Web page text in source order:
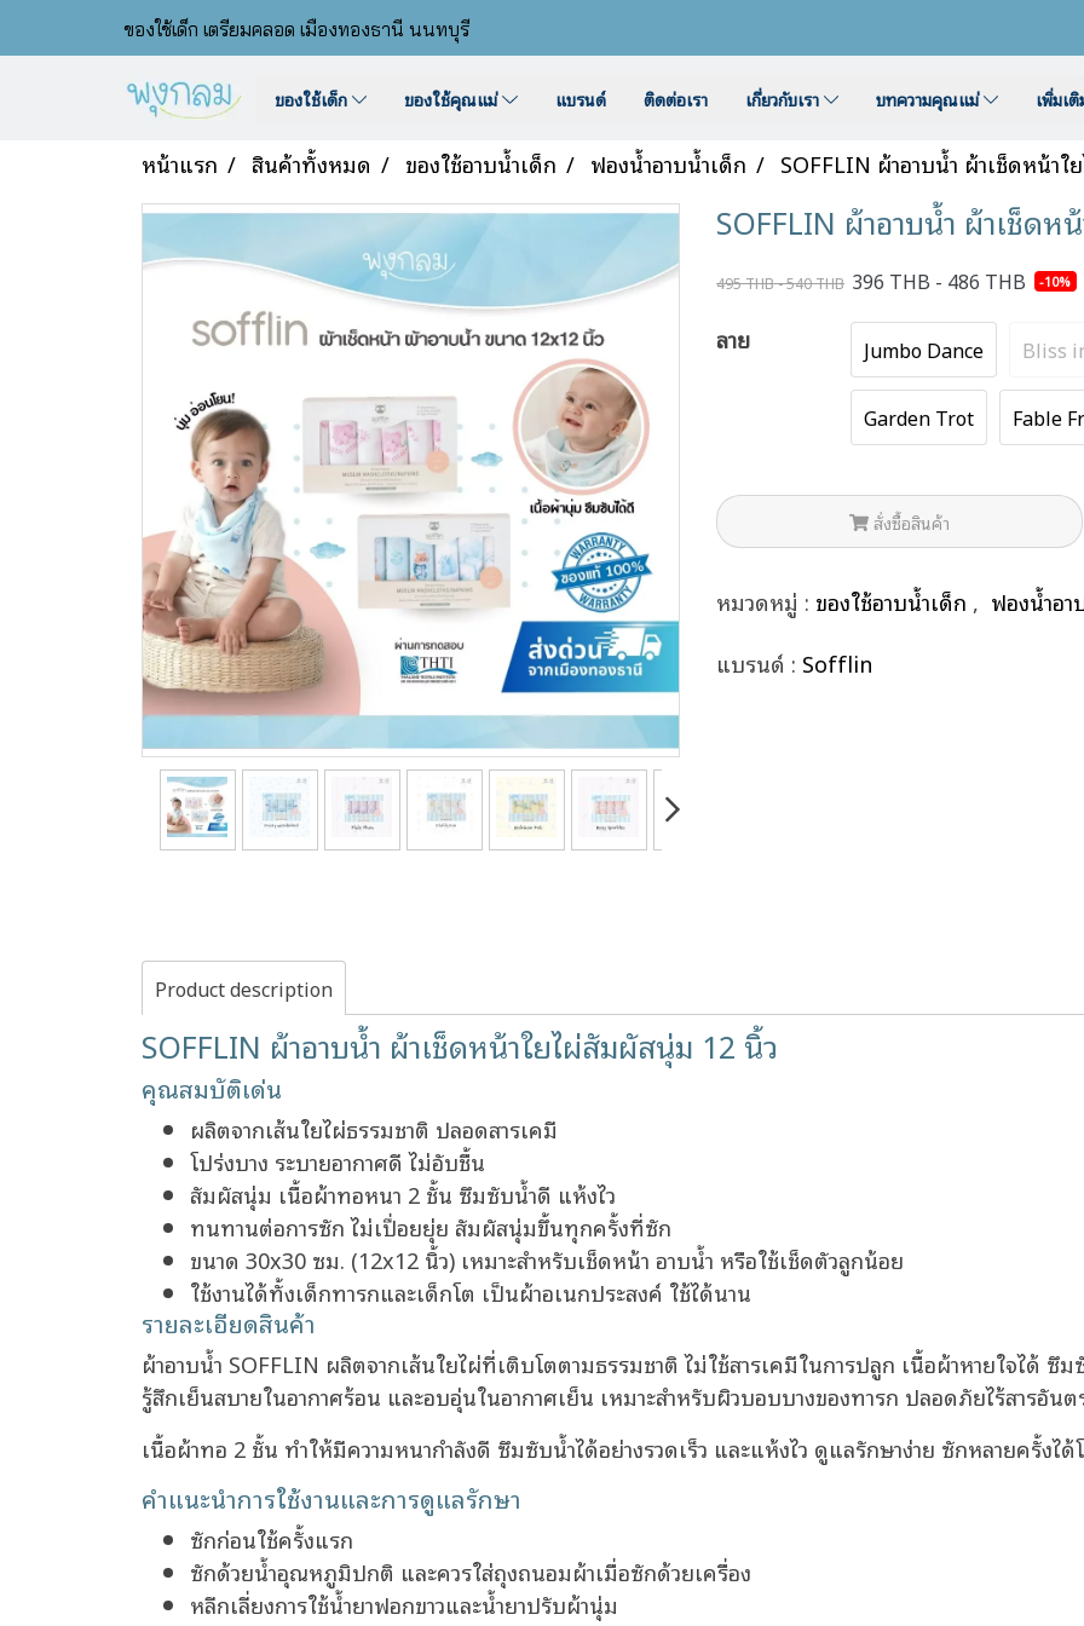
ของใช้เด็ก เตรียมคลอด เมืองทองธานี นนทบุรี
ของใช้เด็ก ของใช้คุณแม่ แบรนด์ ติดต่อเรา เกี่ยวกับเรา บทความคุณแม่ เพิ่มเ
หน้าแรก สินค้าทั้งหมด ของใช้อาบน้ำเด็ก ฟองน้ำอาบน้ำเด็ก SOFFLIN ผ้าอาบน้ำ ผ้าเช็ดหน้า
SOFFLIN ผ้าอาบน้ำ ผ้าเช็ด
495 THB - 540 THB 396 THB - 486 THB -10%
ลาย Jumbo Dance Bliss
Garden Trot Fable
สั่งซื้อสินค้า
หมวดหมู่ : ของใช้อาบน้ำเด็ก , ฟองน้ำอา
แบรนด์ : Sofflin
Product description
SOFFLIN ผ้าอาบน้ำ ผ้าเช็ดหน้าใยไผ่สัมผัสนุ่ม 12 นิ้ว
คุณสมบัติเด่น
ผลิตจากเส้นใยไผ่ธรรมชาติ ปลอดสารเคมี
โปร่งบาง ระบายอากาศดี ไม่อับชื้น
สัมผัสนุ่ม เนื้อผ้าทอหนา 2 ชั้น ซึมซับน้ำดี แห้งไว
ทนทานต่อการซัก ไม่เปื่อยยุ่ย สัมผัสนุ่มขึ้นทุกครั้งที่ซัก
ขนาด 30x30 ซม. (12x12 นิ้ว) เหมาะสำหรับเช็ดหน้า อาบน้ำ หรือใช้เช็ดตัวลูกน้อย
ใช้งานได้ทั้งเด็กทารกและเด็กโต เป็นผ้าอเนกประสงค์ ใช้ได้นาน
รายละเอียดสินค้า
ผ้าอาบน้ำ SOFFLIN ผลิตจากเส้นใยไผ่ที่เติบโตตามธรรมชาติ ไม่ใช้สารเคมีในการปลูก เนื้อผ้าหายใจได้ ซึ
รู้สึกเย็นสบายในอากาศร้อน และอบอุ่นในอากาศเย็น เหมาะสำหรับผิวบอบบางของทารก ปลอดภัยไร้สารอันต
เนื้อผ้าทอ 2 ชั้น ทำให้มีความหนากำลังดี ซึมซับน้ำได้อย่างรวดเร็ว และแห้งไว ดูแลรักษาง่าย ซักหลายครั้งไ
คำแนะนำการใช้งานและการดูแลรักษา
ซักก่อนใช้ครั้งแรก
ซักด้วยน้ำอุณหภูมิปกติ และควรใส่ถุงถนอมผ้าเมื่อซักด้วยเครื่อง
หลีกเลี่ยงการใช้น้ำยาฟอกขาวและน้ำยาปรับผ้านุ่ม